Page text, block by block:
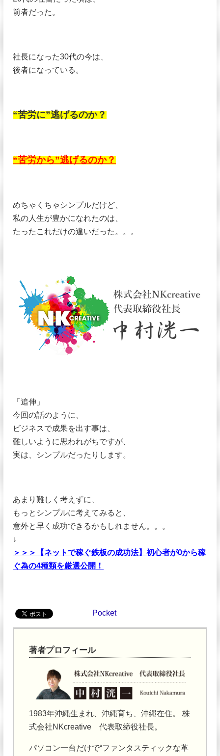
前者だった。
社長になった30代の今は、
後者になっている。
“苦労に”逃げるのか？
“苦労から”逃げるのか？
めちゃくちゃシンプルだけど、
私の人生が豊かになれたのは、
たったこれだけの違いだった。。。
「追伸」
今回の話のように、
ビジネスで成果を出す事は、
難しいように思われがちですが、
実は、シンプルだったりします。
あまり難しく考えずに、
もっとシンプルに考えてみると、
意外と早く成功できるかもしれません。。。
↓
＞＞＞【ネットで稼ぐ鉄板の成功法】初心者が0から稼
ぐ為の4種類を厳選公開！
Pocket
著者プロフィール
1983年沖縄生まれ、沖縄育ち、沖縄在住。 株
式会社NKcreative 代表取締役社長。
パソコン一台だけで“ファンタスティックな革